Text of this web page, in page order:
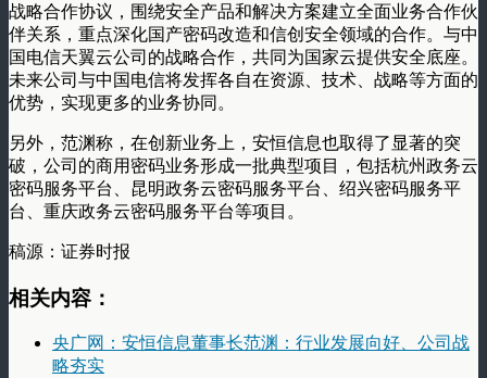
战略合作协议，围绕安全产品和解决方案建立全面业务合作伙
伴关系，重点深化国产密码改造和信创安全领域的合作。与中
国电信天翼云公司的战略合作，共同为国家云提供安全底座。
未来公司与中国电信将发挥各自在资源、技术、战略等方面的
优势，实现更多的业务协同。
另外，范渊称，在创新业务上，安恒信息也取得了显著的突
破，公司的商用密码业务形成一批典型项目，包括杭州政务云
密码服务平台、昆明政务云密码服务平台、绍兴密码服务平
台、重庆政务云密码服务平台等项目。
稿源：证券时报
相关内容：
央广网：安恒信息董事长范渊：行业发展向好、公司战
略夯实